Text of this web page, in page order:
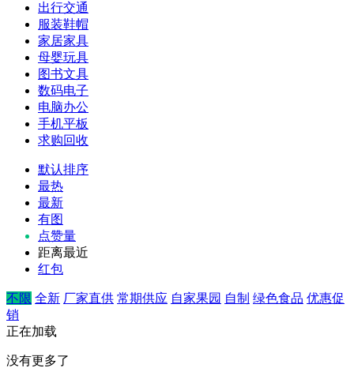
出行交通
服装鞋帽
家居家具
母婴玩具
图书文具
数码电子
电脑办公
手机平板
求购回收
默认排序
最热
最新
有图
点赞量
距离最近
红包
不限 全新 厂家直供 常期供应 自家果园 自制 绿色食品 优惠促
销
正在加载
没有更多了